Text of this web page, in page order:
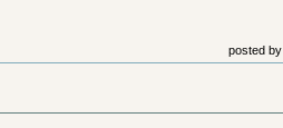
posted by